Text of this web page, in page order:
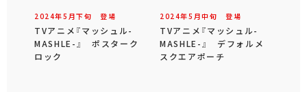
2024年5 月下旬 登場
TVアニメ『マッシュル-
MASHLE-』 ポスターク
ロック
2024年5 月中旬 登場
TVアニメ『マッシュル-
MASHLE-』 デフォルメ
スクエアポーチ